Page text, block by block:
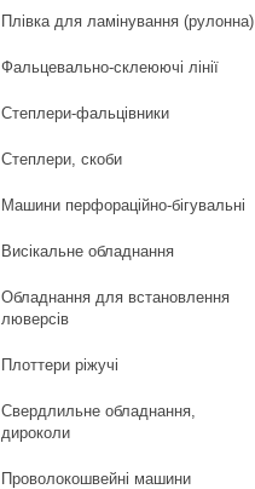
Плівка для ламінування (рулонна)
Фальцевально-склеюючі лінії
Степлери-фальцівники
Степлери, скоби
Машини перфораційно-бігувальні
Висікальне обладнання
Обладнання для встановлення
люверсів
Плоттери ріжучі
Свердлильне обладнання,
дироколи
Проволокошвейні машини